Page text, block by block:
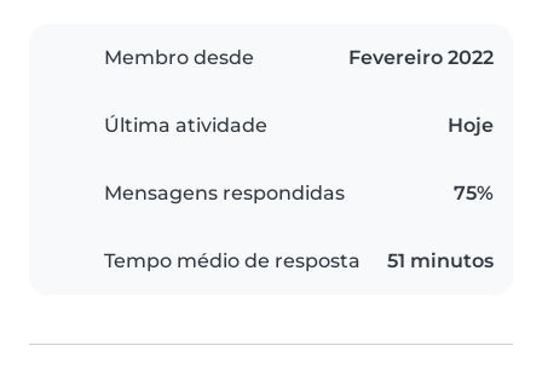
Membro desde Fevereiro 2022
Última atividade Hoje
Mensagens respondidas 75%
Tempo médio de resposta 51 minutos